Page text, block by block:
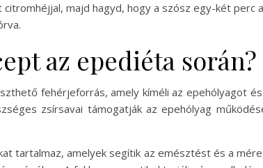
majd hagyd, hogy a szósz egy-két perc
az epediéta során?
fehérjeforrás, amely kíméli az epehólyagot
zsírsavai támogatják az epehólyag
tartalmaz, amelyek segítik az emésztést és a